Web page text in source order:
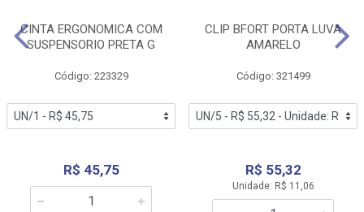
CINTA ERGONOMICA COM
SUSPENSORIO PRETA G
Código: 223329
R$ 45,75
CLIP BFORT PORTA LUVA
AMARELO
Código: 321499
R$ 55,32
Unidade: R$ 11,06